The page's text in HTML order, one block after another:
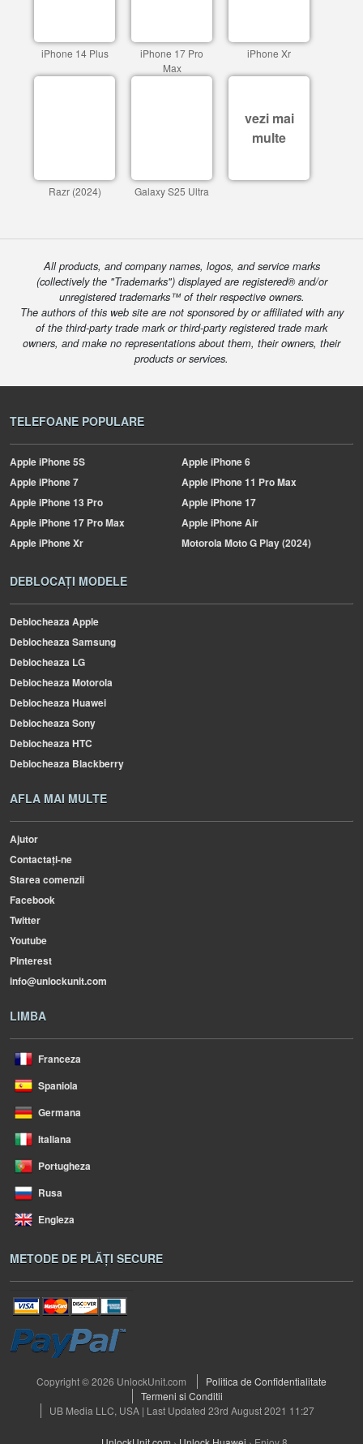
iPhone 14 Plus
iPhone 17 Pro
Max
iPhone Xr
Razr (2024) Galaxy S25 Ultra
vezi mai
multe
All products, and company names, logos, and service marks
(collectively the "Trademarks") displayed are registered® and/or
unregistered trademarks™ of their respective owners.
The authors of this web site are not sponsored by or affiliated with any
of the third-party trade mark or third-party registered trade mark
owners, and make no representations about them, their owners, their
products or services.
TELEFOANE POPULARE
AppleiPhone 5S AppleiPhone 6
AppleiPhone 7 AppleiPhone 11 Pro Max
AppleiPhone 13 Pro AppleiPhone 17
AppleiPhone 17 Pro Max AppleiPhone Air
AppleiPhone Xr MotorolaMoto G Play (2024)
DEBLOCAȚI MODELE
Deblocheaza Apple
Deblocheaza Samsung
Deblocheaza LG
Deblocheaza Motorola
Deblocheaza Huawei
Deblocheaza Sony
Deblocheaza HTC
Deblocheaza Blackberry
AFLA MAI MULTE
Ajutor
Contactați-ne
Starea comenzii
Facebook
Twitter
Youtube
Pinterest
info@unlockunit.com
LIMBA
Franceza
Spaniola
Germana
Italiana
Portugheza
Rusa
Engleza
METODE DE PLĂȚI SECURE
Copyright © 2026 UnlockUnit.com
Politica de Confidentialitate
Termeni si Conditii
UB Media LLC, USA | Last Updated 23rd August 2021 11:27